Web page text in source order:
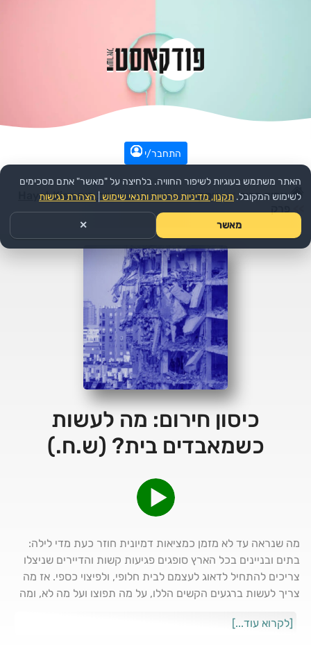
התחבר/י
עמוד הבית >> עסקים >>הפודקאסט: חיות כיס Hayot Kiss
כיסון חירום: מה לעשות
כשמאבדים בית? (ש.ח.)
מה שנראה עד לא מזמן כמציאות דמיונית חוזר כעת מדי לילה:
בתים ובניינים בכל הארץ סופגים פגיעות קשות והדיירים שניצלו
צריכים להתחיל לדאוג לעצמם לבית חלופי, ולפיצוי כספי. אז מה
צריך לעשות ברגעים הקשים הללו, על מה תפוצו ועל מה לא, ומה
אמיצי; עורך: יונתן כיתאין; הפקה: ליהיא צדוק; עורכת סאונד: רחל
[לקרוא עוד...]
האתר משתמש בעוגיות לשיפור החוויה. בלחיצה על "מאשר" אתם מסכימים
לשימוש המקובל. תקנון, מדיניות פרטיות ותנאי שימוש הצהרת נגישות
מאשר ✕